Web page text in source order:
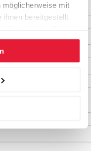
möglicherweise mit
ihnen bereitgestellt